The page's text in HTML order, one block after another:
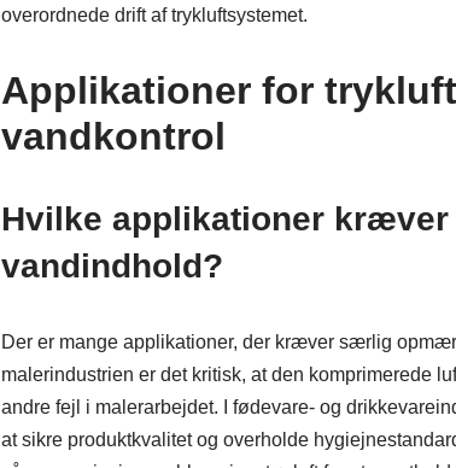
overordnede drift af trykluftsystemet.
Applikationer for
vandkontrol
Hvilke applikationer
vandindhold?
Der er mange applikationer, der kræver særlig
malerindustrien er det kritisk, at den komprimerede
andre fejl i malerarbejdet. I fødevare- og
at sikre produktkvalitet og overholde